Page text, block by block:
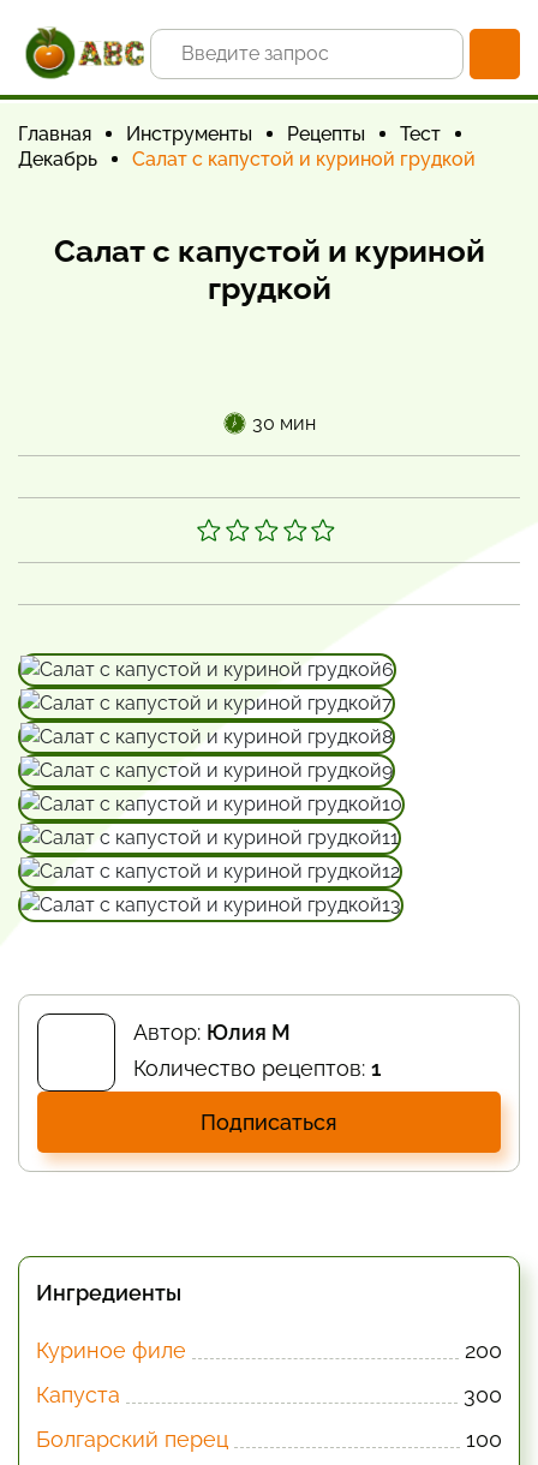
Главная Инструменты Рецепты
Тест
Декабрь
Салат с капустой и куриной грудкой
Салат с капустой и куриной
грудкой
30 мин
Автор: Юлия М
Количество рецептов: 1
Подписаться
Ингредиенты
Куриное филе
200
Капуста
300
Болгарский перец
100